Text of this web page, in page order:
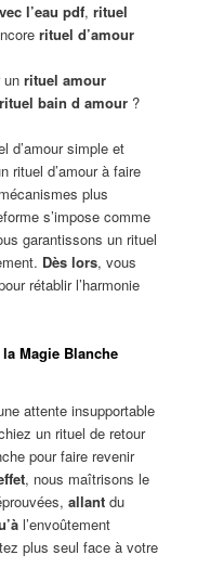
l’eau pdf, rituel
rituel d’amour
un rituel amour
rituel bain d amour?
d’amour simple et
rituel d’amour à faire
plus
s’impose comme
garantissons un rituel
Dès lors, vous
rétablir l’harmonie
Magie Blanche
attente insupportable
un rituel de retour
pour faire revenir
, nous maîtrisons le
allant du
l’envoûtement
plus seul face à votre